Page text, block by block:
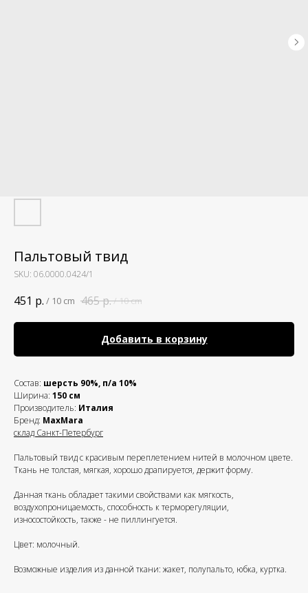
Пальтовый твид
SKU: 06.0000.0424/1
451 р. / 10 cm 465р./10 cm
Добавить в корзину
Состав: шерсть 90%, п/а 10%
Ширина: 150 см
Производитель: Италия
Бренд: MaxMara
склад Санкт-Петербург
Пальтовый твид с красивым переплетением нитей в молочном цвете.
Ткань не толстая, мягкая, хорошо драпируется, держит форму.
Данная ткань обладает такими свойствами как мягкость,
воздухопроницаемость, способность к терморегуляции,
износостойкость, также - не пиллингуется.
Цвет: молочный.
Возможные изделия из данной ткани: жакет, полупальто, юбка, куртка.